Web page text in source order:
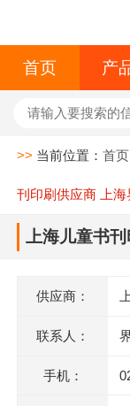
首页 产
>> 当前位置：首页
刊印刷供应商 上
上海儿童书
供应商：
联系人：
手机：